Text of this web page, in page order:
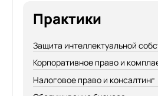
Практики
Защита интеллектуальной
Корпоративное право и
Налоговое право и консалтинг